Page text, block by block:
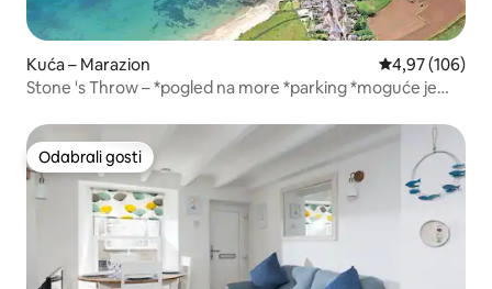
Kuća – Marazion Prosječna
4,97 (106)
Stone 's Throw – *pogled na more *parking *moguće je
Odabrali gosti
Odabrali gosti